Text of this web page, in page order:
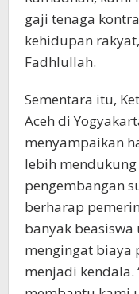
gaji tenaga
kehidupan
Fadhlullah.
Sementara itu,
Aceh di
menyampaikan
lebih
pengembangan
berharap
banyak beasiswa
mengingat biaya
menjadi kendala.